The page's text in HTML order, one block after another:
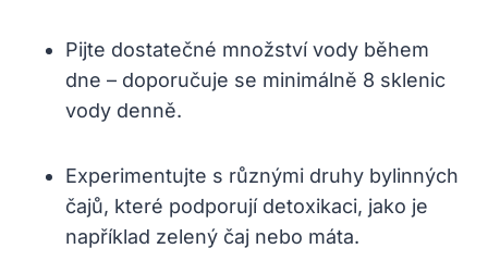
Pijte dostatečné množství vody během
dne – doporučuje se minimálně 8 sklenic
vody denně.
Experimentujte s různými druhy bylinných
čajů, které podporují detoxikaci, jako je
například zelený čaj nebo máta.